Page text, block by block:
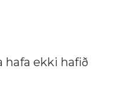
hafa ekki hafið